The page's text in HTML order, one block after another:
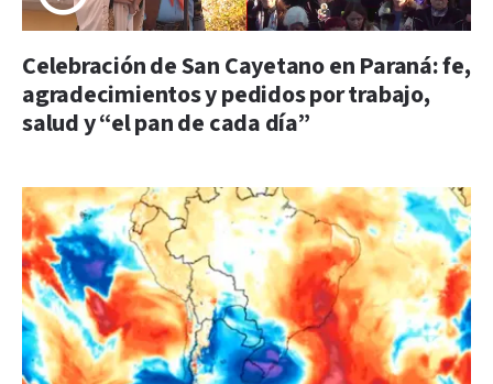
Celebración de San Cayetano en Paraná: fe,
agradecimientos y pedidos por trabajo,
salud y “el pan de cada día”